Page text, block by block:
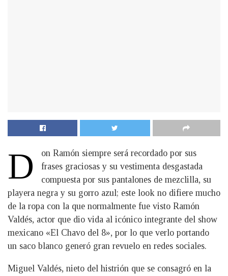
D
on Ramón siempre será recordado por sus
frases graciosas y su vestimenta desgastada
compuesta por sus pantalones de mezclilla, su
playera negra y su gorro azul; este look no difiere mucho
de la ropa con la que normalmente fue visto Ramón
Valdés, actor que dio vida al icónico integrante del show
mexicano «El Chavo del 8», por lo que verlo portando
un saco blanco generó gran revuelo en redes sociales.
Miguel Valdés, nieto del histrión que se consagró en la